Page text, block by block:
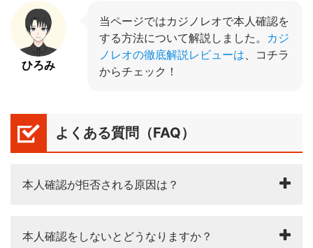
ひろみ
当ページではカジノレオで本人確認を
する方法について解説しました。 カジ
ノレオの徹底解説レビューは 、コチラ
からチェック！
よくある質問（FAQ）
本人確認が拒否される原因は？
本人確認をしないとどうなりますか？